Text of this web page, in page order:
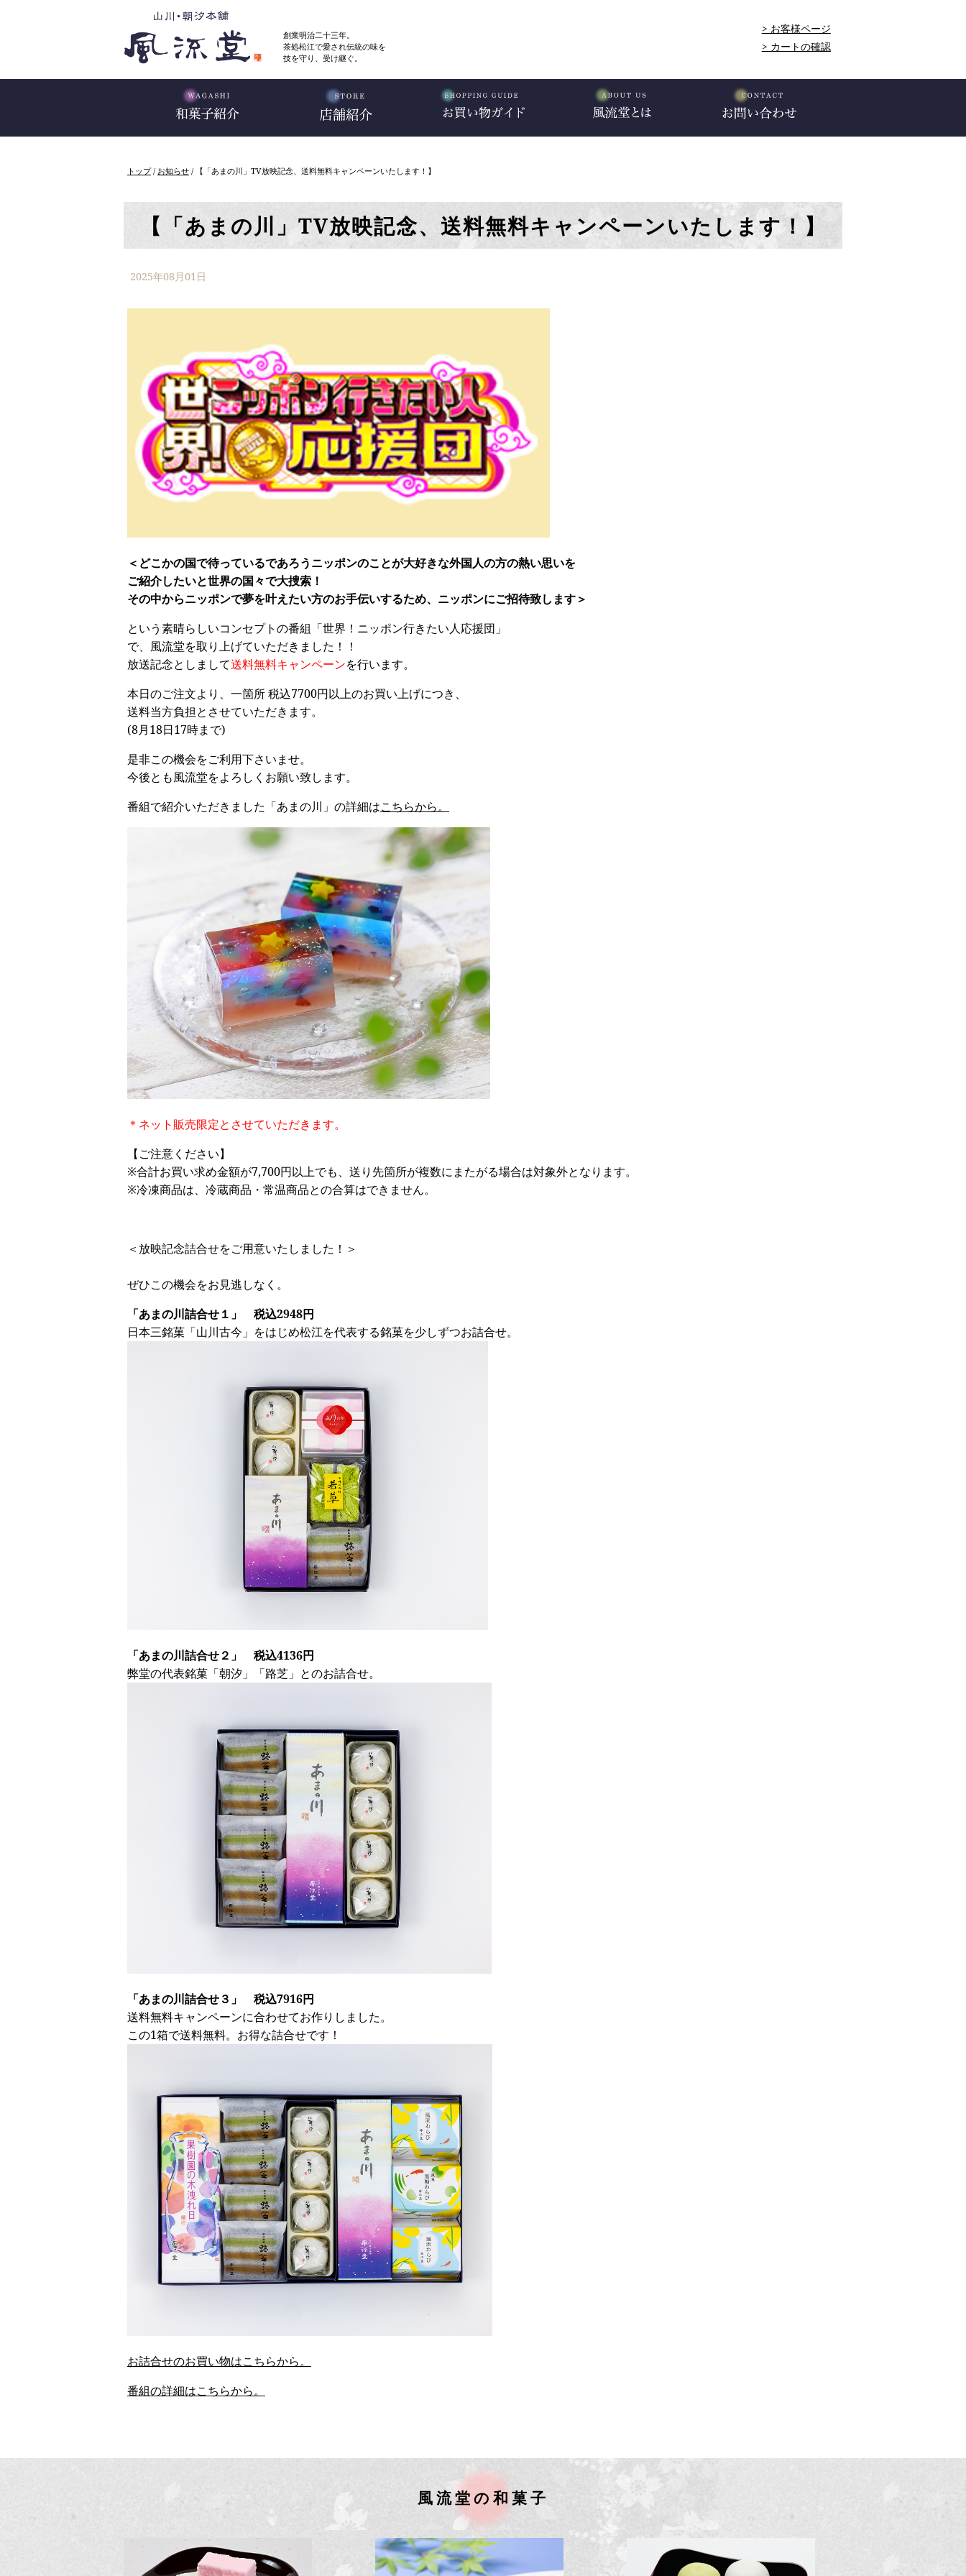
創業明治二十三年。
茶処松江で愛され伝統の味を
技を守り、受け継ぐ。
> お客様ページ
> カートの確認
現
位
トップ/ お知らせ / 【「あまの川」TV放映記念、送料無料キャンペーンいたします！】
【「あまの川」TV放映記念、送料無料キャンペーンいたします！】
2025年08月01日
＜どこかの国で待っているであろうニッポンのことが大好きな外国人の方の熱い思いを
ご紹介したいと世界の国々で大捜索！
その中からニッポンで夢を叶えたい方のお手伝いするため、ニッポンにご招待致します＞
という素晴らしいコンセプトの番組「世界！ニッポン行きたい人応援団」
で、風流堂を取り上げていただきました！！
放送記念としまして送料無料キャンペーンを行います。
本日のご注文より、一箇所 税込7700円以上のお買い上げにつき、
送料当方負担とさせていただきます。
(8月18日17時まで)
是非この機会をご利用下さいませ。
今後とも風流堂をよろしくお願い致します。
番組で紹介いただきました「あまの川」の詳細はこちらから。
＊ネット販売限定とさせていただきます。
【ご注意ください】
※合計お買い求め金額が7,700円以上でも、送り先箇所が複数にまたがる場合は対象外となります。
※冷凍商品は、冷蔵商品・常温商品との合算はできません。
＜放映記念詰合せをご用意いたしました！＞
ぜひこの機会をお見逃しなく。
「あまの川詰合せ１」 税込2948円
日本三銘菓「山川古今」をはじめ松江を代表する銘菓を少しずつお詰合せ。
「あまの川詰合せ２」 税込4136円
弊堂の代表銘菓「朝汐」「路芝」とのお詰合せ。
「あまの川詰合せ３」 税込7916円
送料無料キャンペーンに合わせてお作りしました。
この1箱で送料無料。お得な詰合せです！
お詰合せのお買い物はこちらから。
番組の詳細はこちらから。
風流堂の和菓子